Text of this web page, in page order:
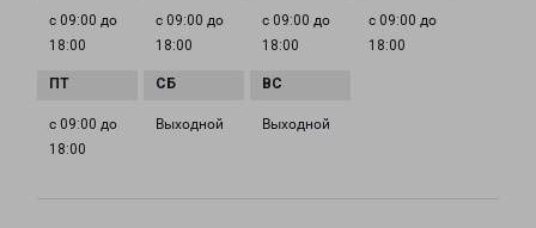
с 09:00 до
18:00
с 09:00 до
18:00
с 09:00 до
18:00
с 09:00 до
18:00
с 09:00 до
18:00
Выходной Выходной